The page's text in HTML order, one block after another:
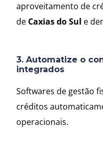
aproveitamento de
de Caxias do Sul e
3. Automatize o
integrados
Softwares de gestão
créditos
operacionais.